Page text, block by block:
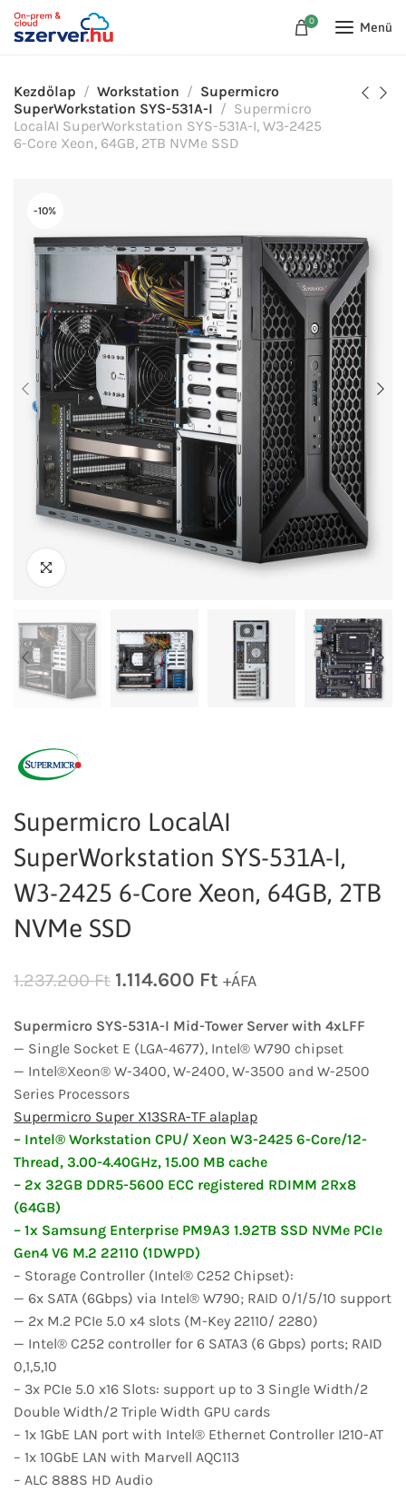
0 Menü
Kezdőlap Workstation
Supermicro
SuperWorkstation SYS-531A-I
Supermicro
LocalAI SuperWorkstation SYS-531A-I, W3-2425
6-Core Xeon, 64GB, 2TB NVMe SSD
-10%
Supermicro LocalAI
SuperWorkstation SYS-531A-I,
W3-2425 6-Core Xeon, 64GB, 2TB
NVMe SSD
1.237.200Ft 1.114.600 Ft +ÁFA
Supermicro SYS-531A-I Mid-Tower Server with 4xLFF
— Single Socket E (LGA-4677), Intel® W790 chipset
— Intel®Xeon® W-3400, W-2400, W-3500 and W-2500
Series Processors
Supermicro Super X13SRA-TF alaplap
– Intel® Workstation CPU/ Xeon W3-2425 6-Core/12-
Thread, 3.00-4.40GHz, 15.00 MB cache
– 2x 32GB DDR5-5600 ECC registered RDIMM 2Rx8
(64GB)
– 1x Samsung Enterprise PM9A3 1.92TB SSD NVMe PCIe
Gen4 V6 M.2 22110 (1DWPD)
– Storage Controller (Intel® C252 Chipset):
— 6x SATA (6Gbps) via Intel® W790; RAID 0/1/5/10 support
— 2x M.2 PCIe 5.0 x4 slots (M-Key 22110/ 2280)
— Intel® C252 controller for 6 SATA3 (6 Gbps) ports; RAID
0,1,5,10
– 3x PCIe 5.0 x16 Slots: support up to 3 Single Width/2
Double Width/2 Triple Width GPU cards
– 1x 1GbE LAN port with Intel® Ethernet Controller I210-AT
– 1x 10GbE LAN with Marvell AQC113
– ALC 888S HD Audio